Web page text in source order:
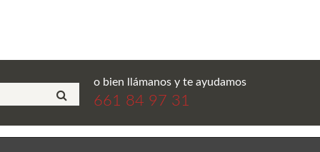
o bien llámanos y te ayudamos
661 84 97 31